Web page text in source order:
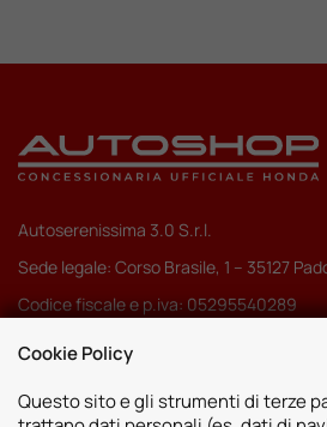
Autoserenissima 3.0 S.r.l.
Sede legale: Corso Brasile, 1 – 35127
Codice fiscale e p.iva: 05295540289
Pec:autoserenissima3.0srl@legalmail.it
Cookie Policy
Questo sito e gli strumenti di terze